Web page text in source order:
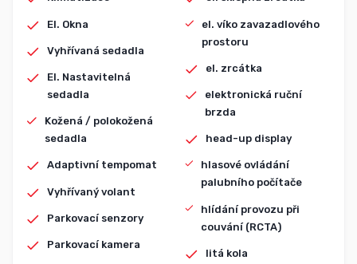
El. Okna
Vyhřívaná sedadla
El. Nastavitelná
sedadla
Kožená / polokožená
sedadla
Adaptivní tempomat
Vyhřívaný volant
Parkovací senzory
Parkovací kamera
el. víko zavazadlového
prostoru
el. zrcátka
elektronická ruční
brzda
head-up display
hlasové ovládání
palubního počítače
hlídání provozu při
couvání (RCTA)
litá kola